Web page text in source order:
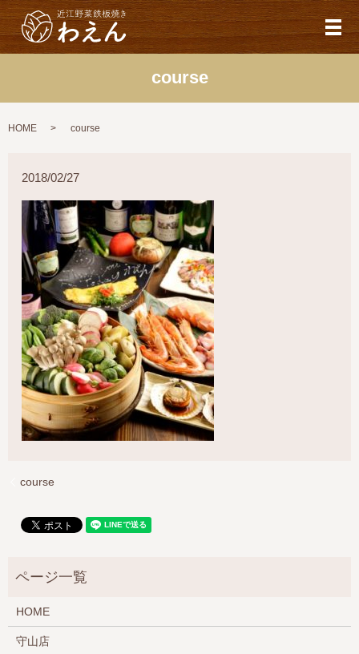
メ
course
HOME course
2018/02/27
course
HOME
守山店